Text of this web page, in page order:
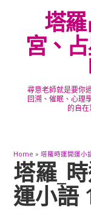
塔
宮、
尋意老師就是要你
回溯、催眠、心理
的自
Home » 塔羅時運開運小
塔羅_
運小語